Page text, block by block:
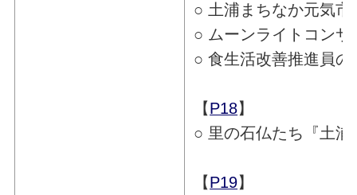
○ 土浦まちなか元気市
○ ムーンライトコンサ
○ 食生活改善推進員
【P18】
○ 里の石仏たち『土浦
【P19】